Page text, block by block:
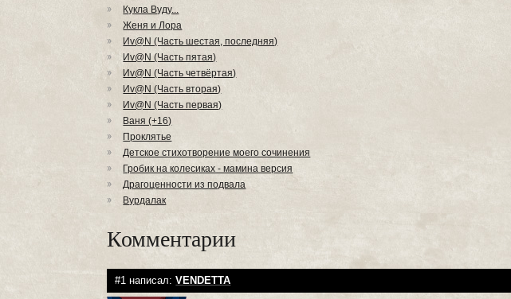
Кукла Вуду...
Женя и Лора
Иv@N (Часть шестая, последняя)
Иv@N (Часть пятая)
Иv@N (Часть четвёртая)
Иv@N (Часть вторая)
Иv@N (Часть первая)
Ваня (+16)
Проклятье
Детское стихотворение моего сочинения
Гробик на колесиках - мамина версия
Драгоценности из подвала
Вурдалак
Комментарии
#1 написал:VENDETTA